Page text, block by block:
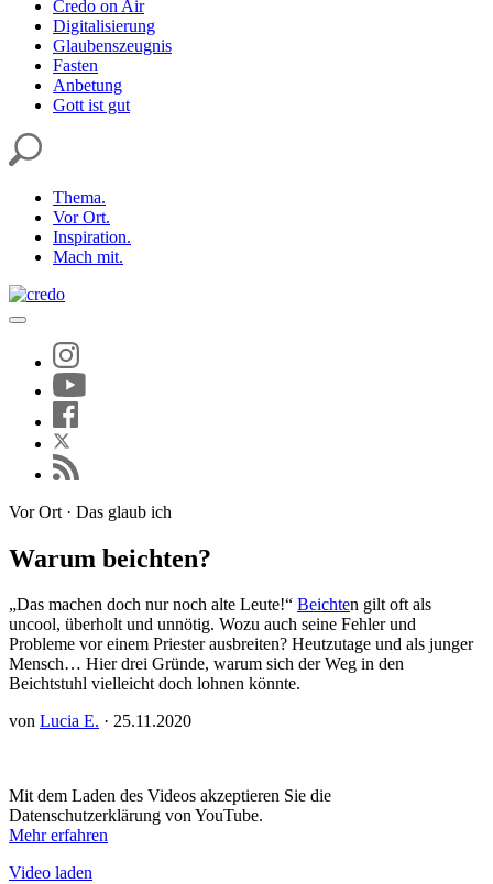
Credo on Air
Digitalisierung
Glaubenszeugnis
Fasten
Anbetung
Gott ist gut
Thema.
Vor Ort.
Inspiration.
Mach mit.
Vor Ort · Das glaub ich
Warum beichten?
„Das machen doch nur noch alte Leute!“ Beichten gilt oft als
uncool, überholt und unnötig. Wozu auch seine Fehler und
Probleme vor einem Priester ausbreiten? Heutzutage und als junger
Mensch… Hier drei Gründe, warum sich der Weg in den
Beichtstuhl vielleicht doch lohnen könnte.
von Lucia E. · 25.11.2020
Mit dem Laden des Videos akzeptieren Sie die
Datenschutzerklärung von YouTube.
Mehr erfahren
Video laden